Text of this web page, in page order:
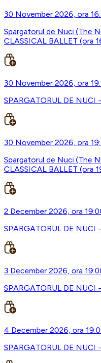
30 November 2026, ora
Spargatorul de Nuci (The
CLASSICAL BALLET (ora
30 November 2026, ora
SPARGATORUL DE NUCI
30 November 2026, ora
Spargatorul de Nuci (The
CLASSICAL BALLET (ora
2 December 2026, ora
SPARGATORUL DE
3 December 2026, ora
SPARGATORUL DE NUCI
4 December 2026, ora
SPARGATORUL DE